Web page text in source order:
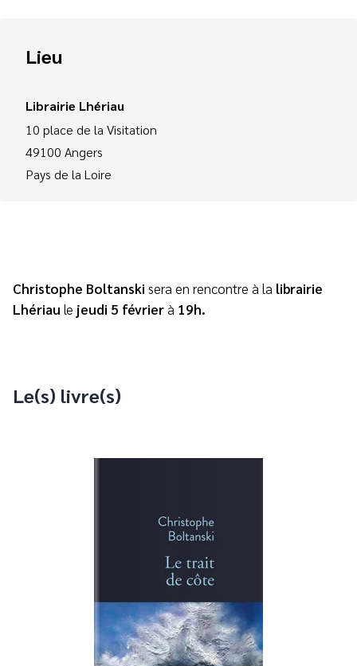
Lieu
Librairie Lhériau
10 place de la Visitation
49100 Angers
Pays de la Loire
Christophe Boltanski sera en rencontre à la librairie
Lhériau le jeudi 5 févrierà 19h.
Le(s) livre(s)